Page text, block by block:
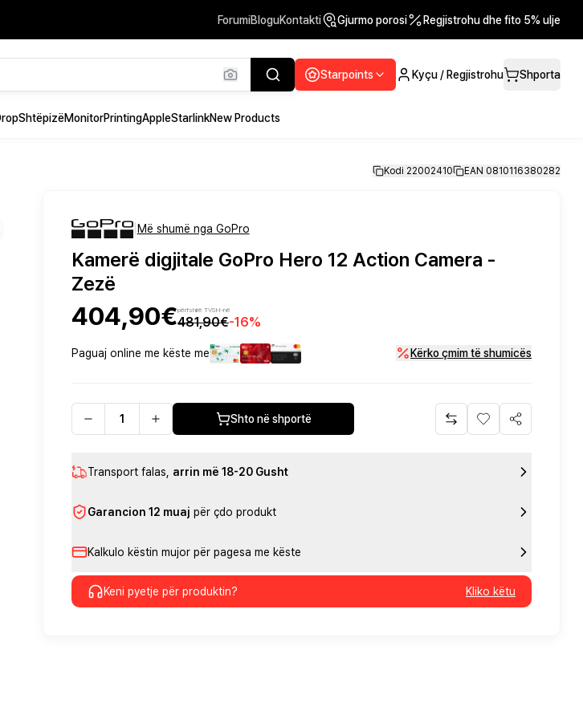
ForumiBloguKontakti Gjurmo porosi Regjistrohu dhe fito 5% ulje
Starpoints Kyçu / Regjistrohu Shporta
ShtëpizëMonitorPrintingAppleStarlinkNew Products
Kodi 22002410 EAN 0810116380282
| Më shumë nga GoPro
Kamerë digjitale GoPro Hero 12 Action Camera -
Zezë
404,90€përfshirë TVSH-në
481,90€-16%
Paguaj online me këste me Kërko çmim të shumicës
Shto në shportë
Transport falas arrin më 18-20 Gusht
Garancion 12 muaj për çdo produkt
Kalkulo këstin mujor për pagesa me këste
Keni pyetje për produktin? Kliko këtu